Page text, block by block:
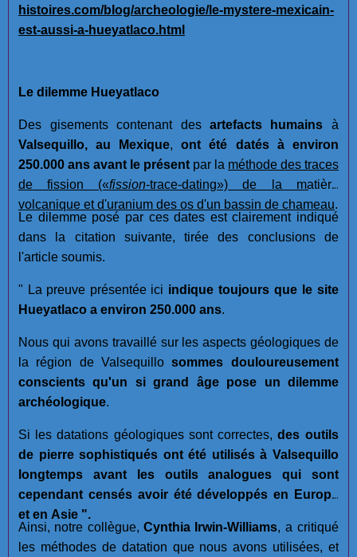
histoires.com/blog/archeologie/le-mystere-mexicain-
est-aussi-a-hueyatlaco.html
Le dilemme Hueyatlaco
Des gisements contenant des artefacts humains à
Valsequillo, au Mexique, ont été datés à environ
250.000 ans avant le présent par la méthode des traces
de fission («fission-trace-dating») de la matière
volcanique et d'uranium des os d'un bassin de chameau.
Le dilemme posé par ces dates est clairement indiqué
dans la citation suivante, tirée des conclusions de
l'article soumis.
" La preuve présentée ici indique toujours que le site
Hueyatlaco a environ 250.000 ans.
Nous qui avons travaillé sur les aspects géologiques de
la région de Valsequillo sommes douloureusement
conscients qu'un si grand âge pose un dilemme
archéologique.
Si les datations géologiques sont correctes, des outils
de pierre sophistiqués ont été utilisés à Valsequillo
longtemps avant les outils analogues qui sont
cependant censés avoir été développés en Europe
et en Asie ".
Ainsi, notre collègue, Cynthia Irwin-Williams, a critiqué
les méthodes de datation que nous avons utilisées, et